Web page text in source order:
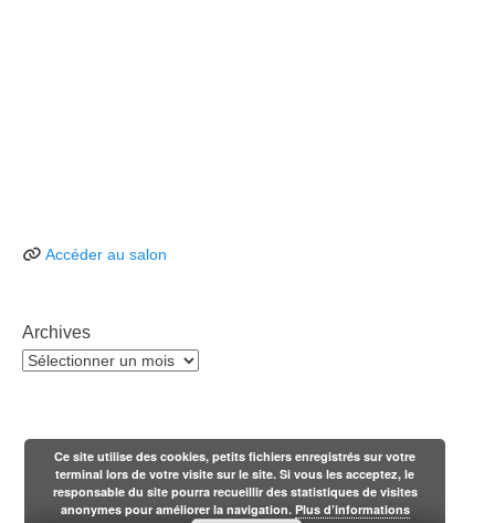
Accéder au salon
Archives
Archives
Ce site utilise des cookies, petits fichiers enregistrés sur votre
terminal lors de votre visite sur le site. Si vous les acceptez, le
responsable du site pourra recueillir des statistiques de visites
anonymes pour améliorer la navigation. Plus d’informations